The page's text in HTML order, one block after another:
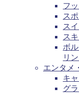
フ
ス
ス
ス
ボ
リ
エンタメ
キ
グ